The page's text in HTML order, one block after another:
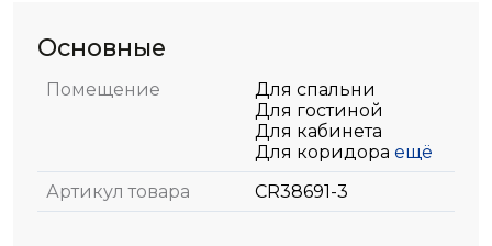
Основные
Помещение
Для спальни
Для гостиной
Для кабинета
Для коридора ещё
Артикул товара
CR38691-3